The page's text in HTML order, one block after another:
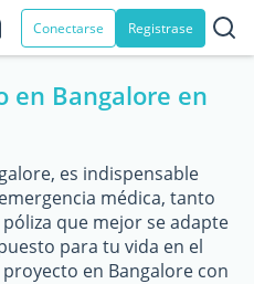
Conectarse Registrase
en Bangalore en
es indispensable
médica, tanto
que mejor se adapte
para tu vida en el
en Bangalore con